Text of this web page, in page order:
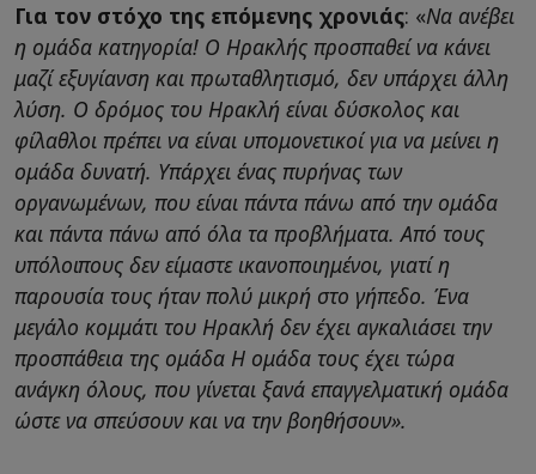
Για τον στόχο της επόμενης χρονιάς: «Να ανέβει
η ομάδα κατηγορία! Ο Ηρακλής προσπαθεί να κάνει
μαζί εξυγίανση και πρωταθλητισμό, δεν υπάρχει άλλη
λύση. Ο δρόμος του Ηρακλή είναι δύσκολος και
φίλαθλοι πρέπει να είναι υπομονετικοί για να μείνει η
ομάδα δυνατή. Υπάρχει ένας πυρήνας των
οργανωμένων, που είναι πάντα πάνω από την ομάδα
και πάντα πάνω από όλα τα προβλήματα. Από τους
υπόλοιπους δεν είμαστε ικανοποιημένοι, γιατί η
παρουσία τους ήταν πολύ μικρή στο γήπεδο. Ένα
μεγάλο κομμάτι του Ηρακλή δεν έχει αγκαλιάσει την
προσπάθεια της ομάδα Η ομάδα τους έχει τώρα
ανάγκη όλους, που γίνεται ξανά επαγγελματική ομάδα
ώστε να σπεύσουν και να την βοηθήσουν».